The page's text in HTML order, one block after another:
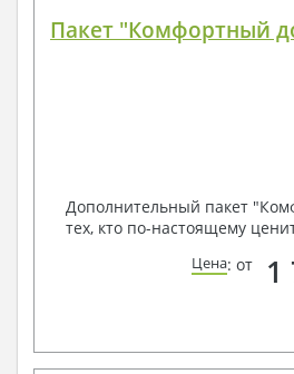
Пакет "Комфортный
Дополнительный пакет
тех, кто по-настоящему
Цена: от 1